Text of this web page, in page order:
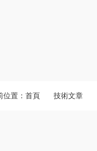
位置： 首頁 技術文章